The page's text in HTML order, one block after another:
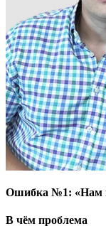
Ошибка №1: «Нам
В чём проблема